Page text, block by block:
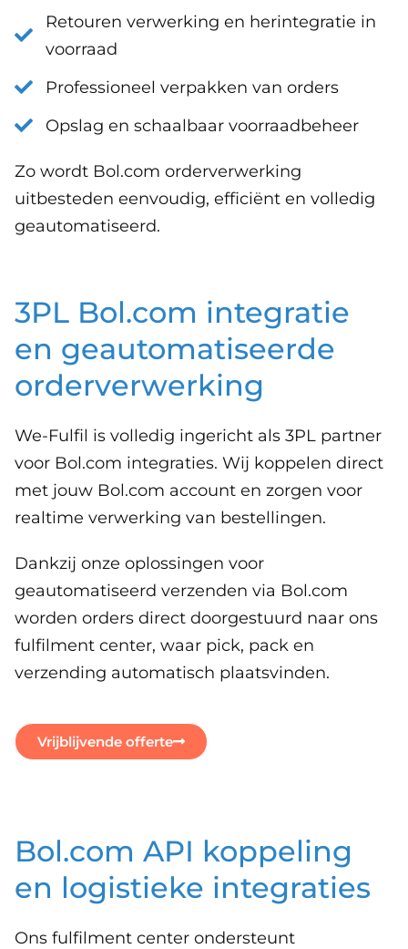
Retouren verwerking en herintegratie in
voorraad
Professioneel verpakken van orders
Opslag en schaalbaar voorraadbeheer
Zo wordt Bol.com orderverwerking
uitbesteden eenvoudig, efficiënt en volledig
geautomatiseerd.
3PL Bol.com integratie
en geautomatiseerde
orderverwerking
We-Fulfil is volledig ingericht als 3PL partner
voor Bol.com integraties. Wij koppelen direct
met jouw Bol.com account en zorgen voor
realtime verwerking van bestellingen.
Dankzij onze oplossingen voor
geautomatiseerd verzenden via Bol.com
worden orders direct doorgestuurd naar ons
fulfilment center, waar pick, pack en
verzending automatisch plaatsvinden.
Vrijblijvende offerte
Bol.com API koppeling
en logistieke integraties
Ons fulfilment center ondersteunt